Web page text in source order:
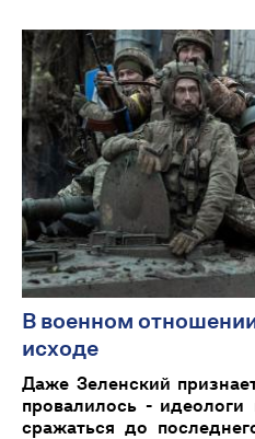
В военном
исходе
Даже Зеленский
провалилось -
сражаться до